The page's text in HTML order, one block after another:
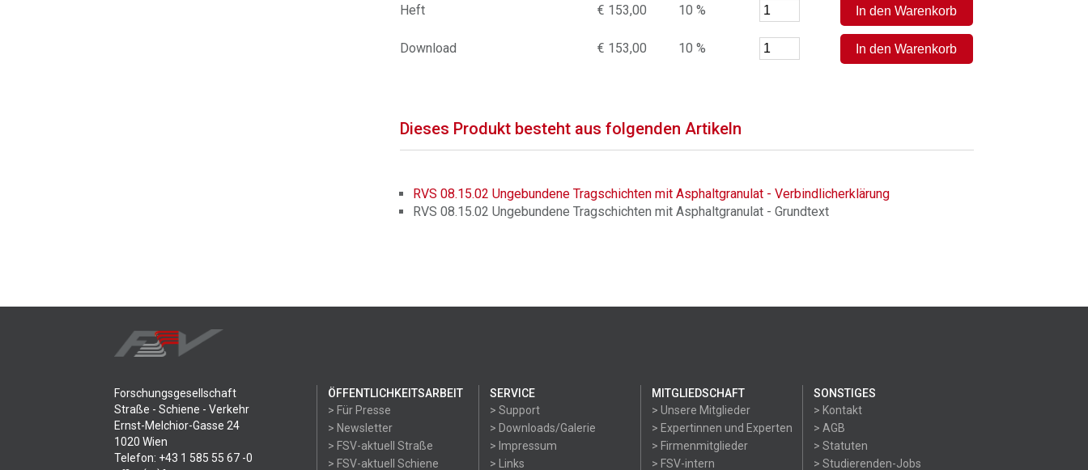
Heft € 153,00 10 %
Download € 153,00 10 %
Dieses Produkt besteht aus folgenden Artikeln
RVS 08.15.02 Ungebundene Tragschichten mit Asphaltgranulat - Verbindlicherklärung
RVS 08.15.02 Ungebundene Tragschichten mit Asphaltgranulat - Grundtext
Forschungsgesellschaft
Straße - Schiene - Verkehr
Ernst-Melchior-Gasse 24
1020 Wien
Telefon: +43 1 585 55 67 -0
ÖFFENTLICHKEITSARBEIT
> Für Presse
> Newsletter
> FSV-aktuell Straße
> FSV-aktuell Schiene
SERVICE
> Support
> Downloads/Galerie
> Impressum
> Links
MITGLIEDSCHAFT
> Unsere Mitglieder
> Expertinnen und Experten
> Firmenmitglieder
> FSV-intern
SONSTIGES
> Kontakt
> AGB
> Statuten
> Studierenden-Jobs